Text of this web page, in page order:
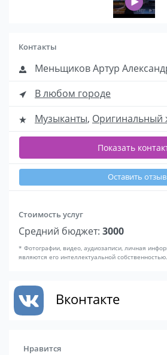
Контакты
Меньщиков Артур
В любом городе
Музыканты, Оригинальный
Показать
Оставить отзыв
Стоимость услуг
Средний бюджет: 3000
* Фотографии, видео, аудиозаписи, личная
являются его интеллектуальной собственностью.
Вконтакте
Нравится